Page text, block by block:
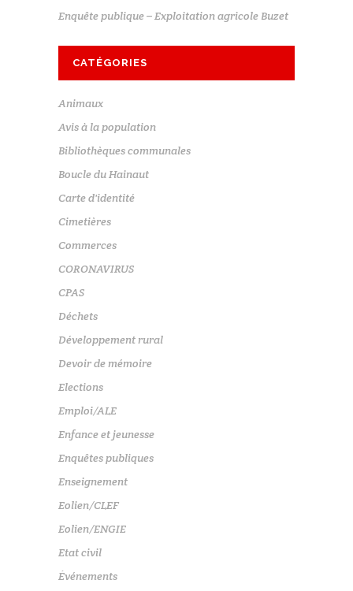
Enquête publique – Exploitation agricole Buzet
CATÉGORIES
Animaux
Avis à la population
Bibliothèques communales
Boucle du Hainaut
Carte d'identité
Cimetières
Commerces
CORONAVIRUS
CPAS
Déchets
Développement rural
Devoir de mémoire
Elections
Emploi/ALE
Enfance et jeunesse
Enquêtes publiques
Enseignement
Eolien/CLEF
Eolien/ENGIE
Etat civil
Événements